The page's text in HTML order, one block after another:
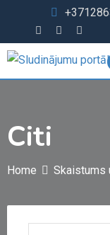
content
Citi
Home Skaistums